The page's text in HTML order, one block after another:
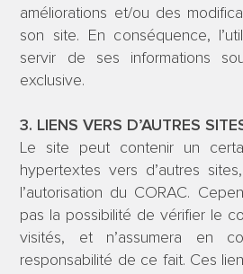
améliorations et/ou des
son site. En conséquence,
servir de ses informations
exclusive.
3. LIENS VERS D’AUTRES
Le site peut contenir un
hypertextes vers d’autres
l’autorisation du CORAC.
pas la possibilité de vérifier le
visités, et n’assumera en
responsabilité de ce fait. Ces